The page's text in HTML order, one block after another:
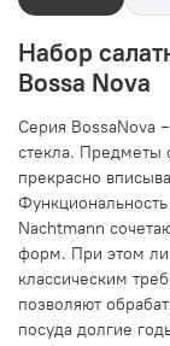
Набор
Bossa Nova
Серия BossaNova
стекла. Предметы
прекрасно
Nachtmann
форм. При этом
классическим
позволяют
посуда долгие